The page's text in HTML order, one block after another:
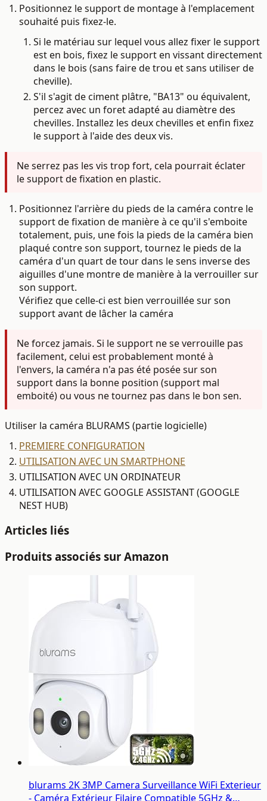
Positionnez le support de montage à l'emplacement
souhaité puis fixez-le.
Si le matériau sur lequel vous allez fixer le support
est en bois, fixez le support en vissant directement
dans le bois (sans faire de trou et sans utiliser de
cheville).
S'il s'agit de ciment plâtre, "BA13" ou équivalent,
percez avec un foret adapté au diamètre des
chevilles. Installez les deux chevilles et enfin fixez
le support à l'aide des deux vis.
Ne serrez pas les vis trop fort, cela pourrait éclater
le support de fixation en plastic.
Positionnez l'arrière du pieds de la caméra contre le
support de fixation de manière à ce qu'il s'emboite
totalement, puis, une fois la pieds de la caméra bien
plaqué contre son support, tournez le pieds de la
caméra d'un quart de tour dans le sens inverse des
aiguilles d'une montre de manière à la verrouiller sur
son support.
Vérifiez que celle-ci est bien verrouillée sur son
support avant de lâcher la caméra
Ne forcez jamais. Si le support ne se verrouille pas
facilement, celui est probablement monté à
l'envers, la caméra n'a pas été posée sur son
support dans la bonne position (support mal
emboité) ou vous ne tournez pas dans le bon sen.
Utiliser la caméra BLURAMS (partie logicielle)
PREMIERE CONFIGURATION
UTILISATION AVEC UN SMARTPHONE
UTILISATION AVEC UN ORDINATEUR
UTILISATION AVEC GOOGLE ASSISTANT (GOOGLE
NEST HUB)
Articles liés
Produits associés sur Amazon
blurams 2K 3MP Camera Surveillance WiFi Exterieur
- Caméra Extérieur Filaire Compatible 5GHz &